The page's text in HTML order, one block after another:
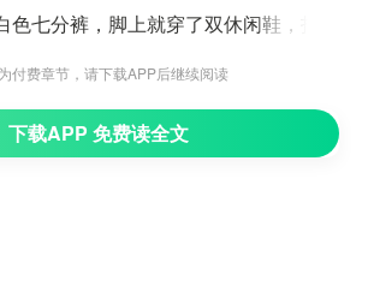
七分裤，脚上就穿了双休闲鞋，拍摄
，给人一种很清新自然的感觉。
清雅的
付费章节，请下载APP后继续阅读
下载APP 免费读全文